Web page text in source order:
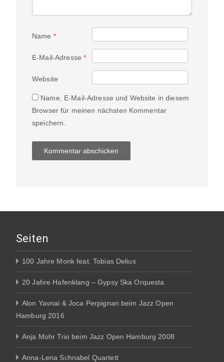
Name *
E-Mail-Adresse*
Website
Name, E-Mail-Adresse und Website in diesem
Browser für meinen nächsten Kommentar
speichern.
Seiten
100 Jahre Monk feat. Tobias Delius
20 Jahre Hafenklang – Gypsy Ska Orquesta
Alon Yavnai & Joca Perpignan beim Jazz Open
Hamburg 2016
Anja Mohr Trio beim Jazz Open Hamburg 2008
Anna-Lena Schnabel Quartett